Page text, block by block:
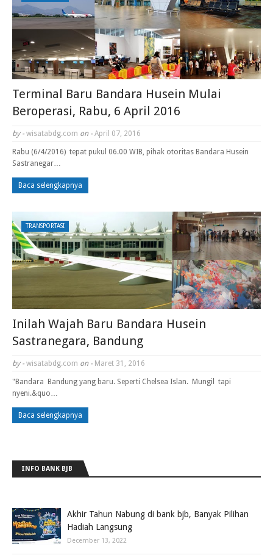
Terminal Baru Bandara Husein Mulai
Beroperasi, Rabu, 6 April 2016
by - wisatabdg.com on - April 07, 2016
Rabu (6/4/2016) tepat pukul 06.00 WIB, pihak otoritas Bandara Husein
Sastranegar…
Baca selengkapnya
TRANSPORTASI
Inilah Wajah Baru Bandara Husein
Sastranegara, Bandung
by - wisatabdg.com on - Maret 31, 2016
"Bandara Bandung yang baru. Seperti Chelsea Islan. Mungil tapi
nyeni.&quo…
Baca selengkapnya
INFO BANK BJB
Akhir Tahun Nabung di bank bjb, Banyak Pilihan
Hadiah Langsung
December 13, 2022